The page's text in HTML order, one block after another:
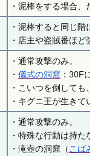
・泥棒をする場合
・泥棒すると同じ階
・店主や盗賊番ほど
・通常攻撃のみ。
・ 儀式の洞窟：30F
・こいつを倒しても
・キグニ王が生き
・通常攻撃のみ。
・特殊な行動は持た
・滝壺の洞窟（こば